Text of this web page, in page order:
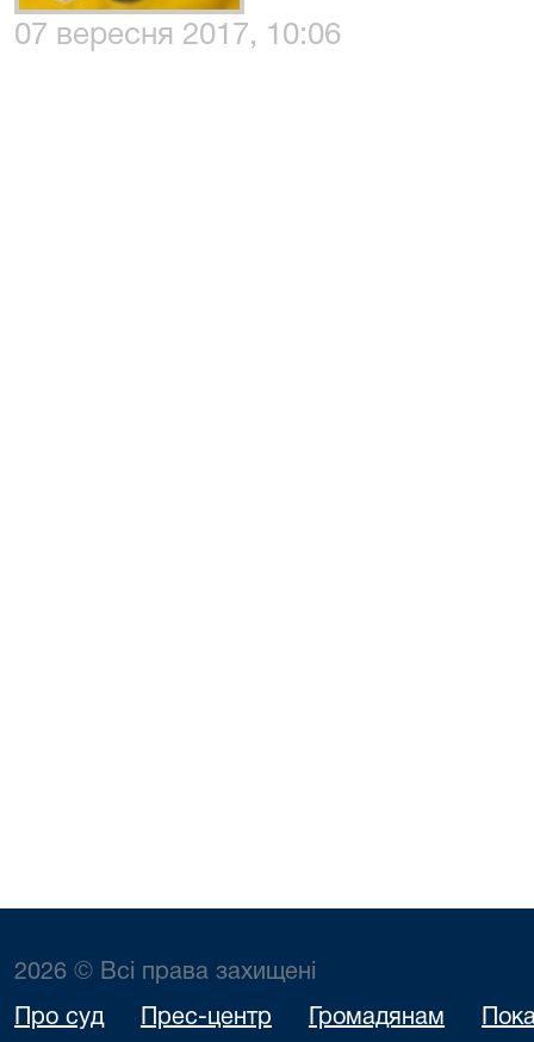
07 вересня 2017, 10:06
2026 © Всі права захищені
Про суд Прес-центр Громадянам